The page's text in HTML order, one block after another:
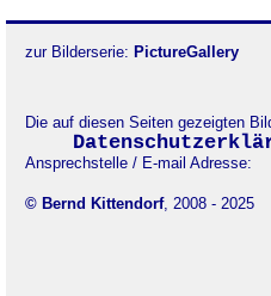
zur Bilderserie: PictureGallery
Die auf diesen Seiten gezeigten
Ansprechstelle / E-mail Adresse:
© Bernd Kittendorf, 2008 - 2025